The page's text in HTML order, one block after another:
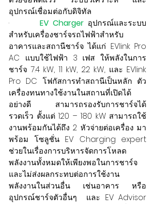
อุปกรณ์เชื่อมต่อกับดิจิทัล
· EV Charger อุปกรณ์และระบบ
สำหรับเครื่องชาร์จรถไฟฟ้าสำหรับ
อาคารและสถานีชาร์จ ได้แก่ EVlink Pro
AC แบบใช้ไฟฟ้า 3 เฟส ให้พลังในการ
ชาร์จ 7.4 kW, 11 kW, 22 kW, และ EVlink
Pro DC โฟกัสการทำสถานีเป็นหลัก ตัว
เครื่องทนทางใช้งานในสถานที่เปิดได้
อย่างดี สามารถรองรับการชาร์จได้
รวดเร็ว ตั้งแต่ 120 – 180 kW สามารถใช้
งานพร้อมกันได้ถึง 2 หัวจ่ายต่อเครื่อง มา
พร้อม โซลูชั่น EV Charging expert
ช่วยในเรื่องการบริหารจัดการโหลด
พลังงานทั้งหมดให้เพียงพอในการชาร์จ
และไม่ส่งผลกระทบต่อการใช้งาน
พลังงานในส่วนอื่น เช่นอาคาร หรือ
อุปกรณ์ชาร์จตัวอื่นๆ  และ EV Advisor